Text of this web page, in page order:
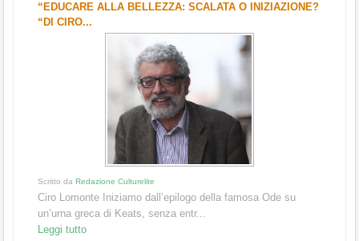
“EDUCARE ALLA BELLEZZA: SCALATA O INIZIAZIONE?
“DI CIRO...
Scritto da Redazione Culturelite
Ciro Lomonte Iniziamo dall’epilogo della famosa Ode su
un’urna greca di Keats, senza entr...
Leggi tutto